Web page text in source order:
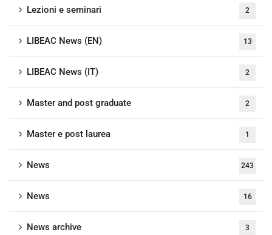
Lezioni e seminari 2
LIBEAC News (EN) 13
LIBEAC News (IT) 2
Master and post graduate 2
Master e post laurea 1
News 243
News 16
News archive 3